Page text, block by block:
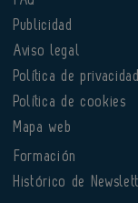
Publicidad
Aviso legal
Política de privacidad
Política de cookies
Mapa web
Formación
Histórico de